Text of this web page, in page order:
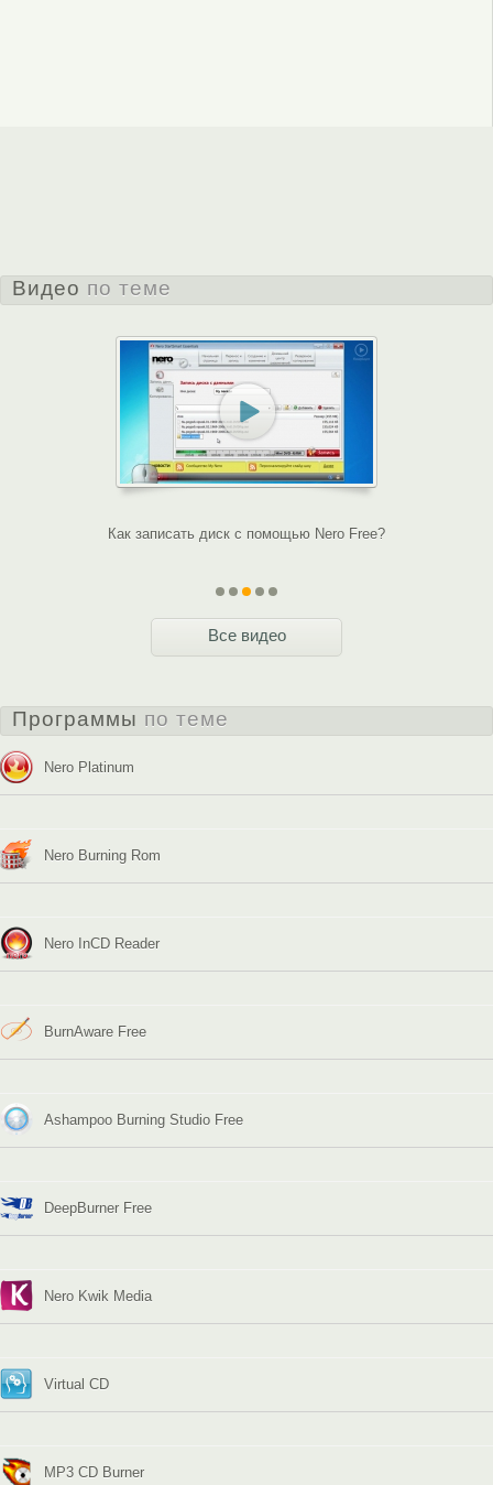
Видео по теме
Как записать диск с помощью Nero Free?
Все видео
Программы по теме
Nero Platinum
Nero Burning Rom
Nero InCD Reader
BurnAware Free
Ashampoo Burning Studio Free
DeepBurner Free
Nero Kwik Media
Virtual CD
MP3 CD Burner